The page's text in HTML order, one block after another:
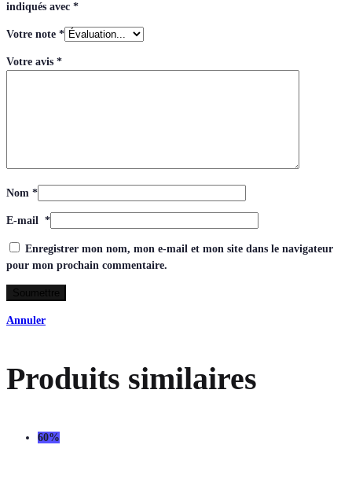
indiqués avec *
Votre note *
Votre avis *
Nom *
E-mail *
Enregistrer mon nom, mon e-mail et mon site dans le navigateur
pour mon prochain commentaire.
Annuler
Produits similaires
60%